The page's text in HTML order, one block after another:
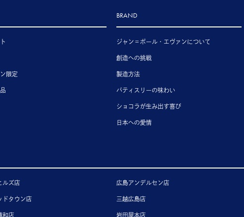
限定
BRAND
ジャン＝ポール・エヴァンについて
創造への挑戦
製造方法
パティスリーの味わい
ショコラが生み出す喜び
日本への愛情
ルズ店
ドタウン店
和店
広島アンデルセン店
三越広島店
岩田屋本店